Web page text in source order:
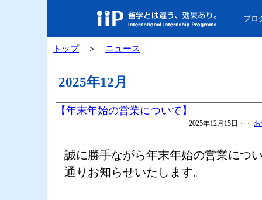
プロ
トップ＞ ニュース
2025年12月
【年末年始の営業について】
2025年12月15日・・
誠に勝手ながら年末年始の営業につ
通りお知らせいたします。